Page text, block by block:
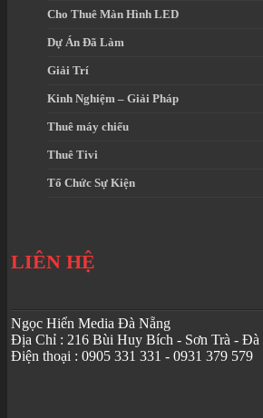
Cho Thuê Màn Hình LED
Dự Án Đã Làm
Giải Trí
Kinh Nghiệm – Giải Pháp
Thuê máy chiếu
Thuê Tivi
Tổ Chức Sự Kiện
LIÊN HỆ
Ngọc Hiển Media Đà Nẵng
Địa Chỉ : 216 Bùi Huy Bích - Sơn Trà - Đà
Điện thoại : 0905 331 331 - 0931 379 579